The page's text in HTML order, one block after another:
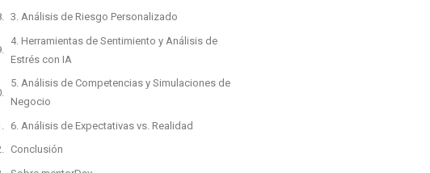
3. Análisis de Riesgo Personalizado
4. Herramientas de Sentimiento y Análisis de
Estrés con IA
5. Análisis de Competencias y Simulaciones de
Negocio
6. Análisis de Expectativas vs. Realidad
Conclusión